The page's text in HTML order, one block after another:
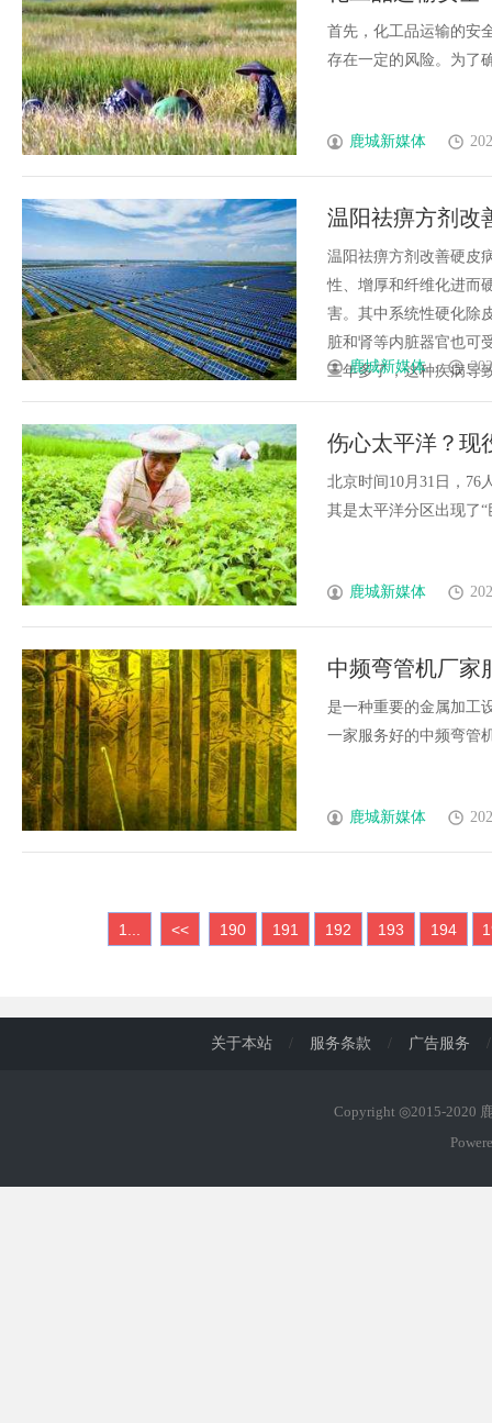
首先，化工品运输的安
存在一定的风险。为了
鹿城新媒体
温阳祛痹方剂改
温阳祛痹方剂改善硬皮
性、增厚和纤维化进而
害。其中系统性硬化除
脏和肾等内脏器官也可
三年多了，这种疾病导
鹿城新媒体
伤心太平洋？现
中有4位
北京时间10月31日，76
其是太平洋分区出现了
鹿城新媒体
中频弯管机厂家
是一种重要的金属加工
一家服务好的中频弯管
鹿城新媒体
1... << 190 191 192 193 194
关于本站 / 服务条款 / 广告服务 /
Copyright ◎2015-2020